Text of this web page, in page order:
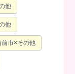
他
他
前市×その他